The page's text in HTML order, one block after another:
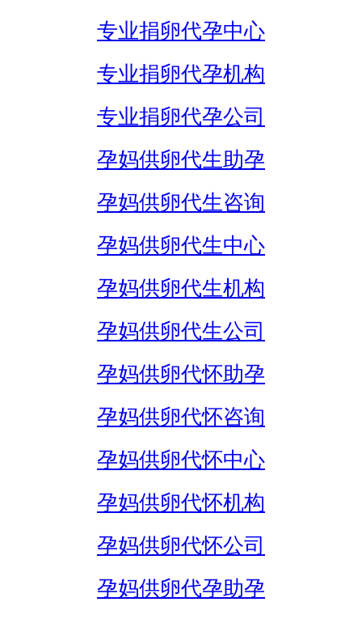
专业捐卵代孕中心
专业捐卵代孕机构
专业捐卵代孕公司
孕妈供卵代生助孕
孕妈供卵代生咨询
孕妈供卵代生中心
孕妈供卵代生机构
孕妈供卵代生公司
孕妈供卵代怀助孕
孕妈供卵代怀咨询
孕妈供卵代怀中心
孕妈供卵代怀机构
孕妈供卵代怀公司
孕妈供卵代孕助孕